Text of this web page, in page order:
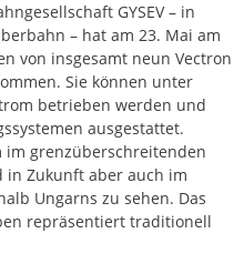
GYSEV – in
– hat am 23. Mai am
von insgesamt neun Vectron
Sie können unter
betrieben werden und
ausgestattet.
im grenzüberschreitenden
in Zukunft aber auch im
Ungarns zu sehen. Das
repräsentiert traditionell